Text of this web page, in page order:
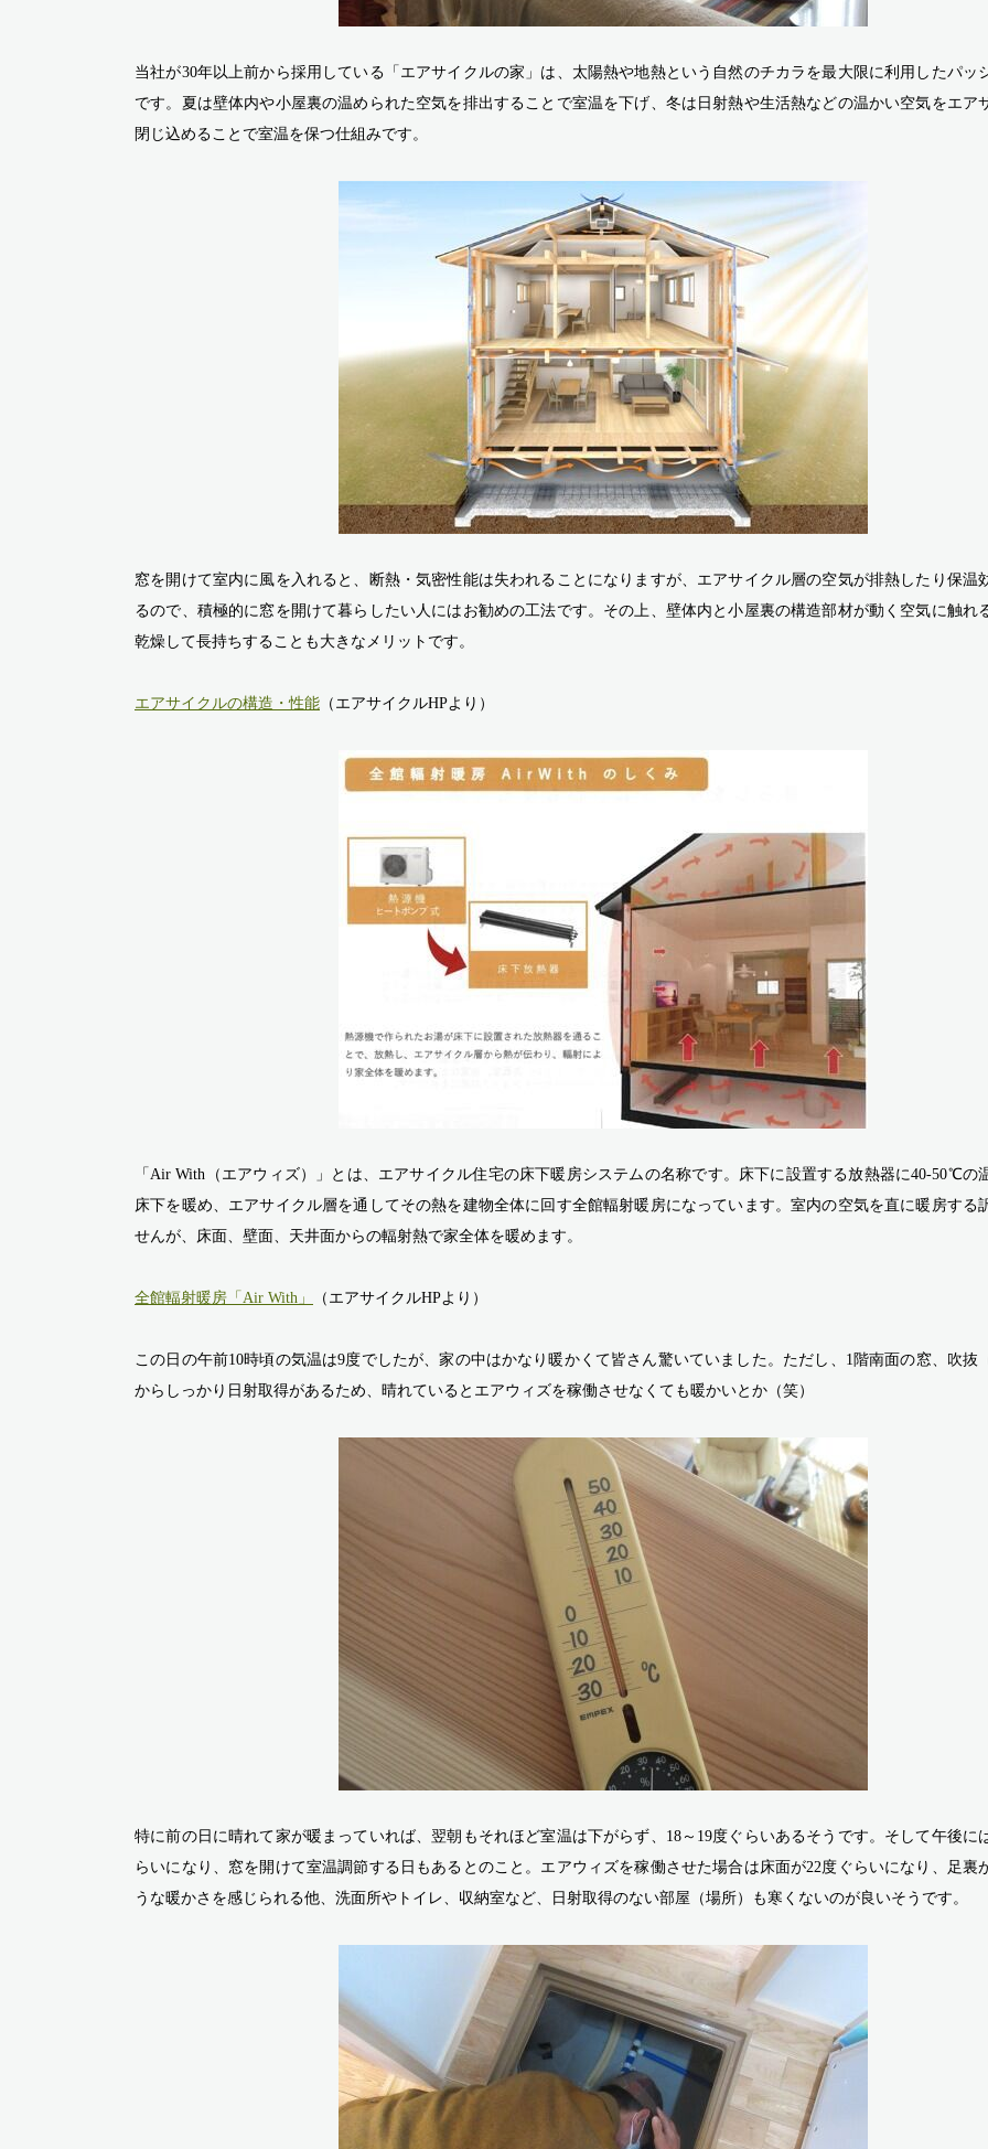
当社が30年以上前から採用している「エアサイクルの家」は、太陽熱や地熱という自然のチカラを最大限に利用したパッ
です。夏は壁体内や小屋裏の温められた空気を排出することで室温を下げ、冬は日射熱や生活熱などの温かい空気をエア
閉じ込めることで室温を保つ仕組みです。
窓を開けて室内に風を入れると、断熱・気密性能は失われることになりますが、エアサイクル層の空気が排熱したり保温
るので、積極的に窓を開けて暮らしたい人にはお勧めの工法です。その上、壁体内と小屋裏の構造部材が動く空気に触れ
乾燥して長持ちすることも大きなメリットです。
エアサイクルの構造・性能 （エアサイクルHPより）
「Air With（エアウィズ）」とは、エアサイクル住宅の床下暖房システムの名称です。床下に設置する放熱器に40-50℃の
床下を暖め、エアサイクル層を通してその熱を建物全体に回す全館輻射暖房になっています。室内の空気を直に暖房する
せんが、床面、壁面、天井面からの輻射熱で家全体を暖めます。
全館輻射暖房「Air With」 （エアサイクルHPより）
この日の午前10時頃の気温は9度でしたが、家の中はかなり暖かくて皆さん驚いていました。ただし、1階南面の窓、吹抜
からしっかり日射取得があるため、晴れているとエアウィズを稼働させなくても暖かいとか（笑）
特に前の日に晴れて家が暖まっていれば、翌朝もそれほど室温は下がらず、18～19度ぐらいあるそうです。そして午後に
らいになり、窓を開けて室温調節する日もあるとのこと。エアウィズを稼働させた場合は床面が22度ぐらいになり、足裏
うな暖かさを感じられる他、洗面所やトイレ、収納室など、日射取得のない部屋（場所）も寒くないのが良いそうです。